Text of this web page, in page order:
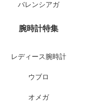
バレンシアガ
腕時計特集
レディース腕時計
ウブロ
オメガ